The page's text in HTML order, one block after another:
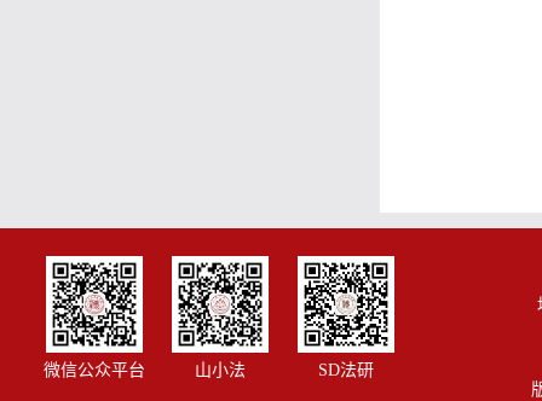
微信公众平台 山小法 SD法研